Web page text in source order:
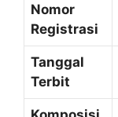
Nomor
Registrasi
Tanggal
Terbit